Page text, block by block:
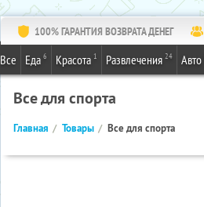
100% ГАРАНТИЯ ВОЗВРАТА ДЕНЕГ
Все Еда 6 Красота 1 Развлечения 24 Авто
Все для спорта
Главная Товары Все для спорта